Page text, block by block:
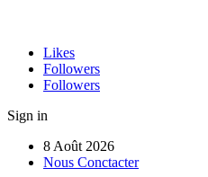
Likes
Followers
Followers
Sign in
8 Août 2026
Nous Conctacter